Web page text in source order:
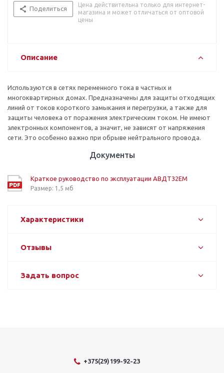
Поделиться
Цена действительна только для интернет-
магазина и может отличаться от оптовой
цены
Описание
Используются в сетях переменного тока в частных и
многоквартирных домах. Предназначены для защиты отходящих
линий от токов короткого замыкания и перегрузки, а также для
защиты человека от поражения электрическим током. Не имеют
электронных компонентов, а значит, не зависят от напряжения
сети. Это особенно важно при обрыве нейтрального провода.
Документы
Краткое руководство по эксплуатации АВДТ32ЕМ
Размер: 1,5 мб
Характеристики
Отзывы
Задать вопрос
+375(29)199-92-23